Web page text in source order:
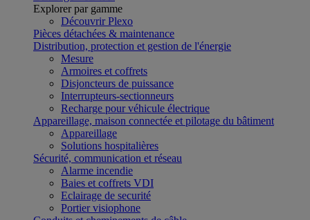
Explorer par gamme
Découvrir Plexo
Pièces détachées & maintenance
Distribution, protection et gestion de l'énergie
Mesure
Armoires et coffrets
Disjoncteurs de puissance
Interrupteurs-sectionneurs
Recharge pour véhicule électrique
Appareillage, maison connectée et pilotage du bâtiment
Appareillage
Solutions hospitalières
Sécurité, communication et réseau
Alarme incendie
Baies et coffrets VDI
Eclairage de securité
Portier visiophone